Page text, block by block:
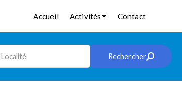
Accueil Activités Contact
Localité Rechercher